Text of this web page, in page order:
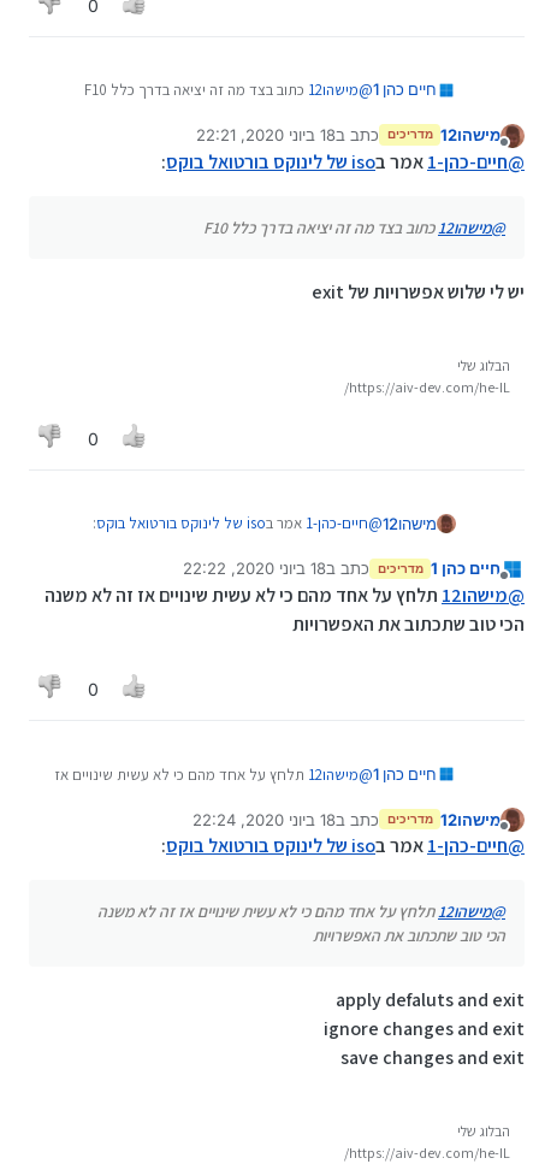
0
חיים כהן 1 @מישהו12
כתוב בצד מה זה יציאה בדרך כלל F10
מישהו12 מדריכים כתב ב18 ביוני 2020, 22:21
נערך לאחרונה על ידי
@חיים-כהן-1 אמר בiso של לינוקס בורטואל בוקס :
@מישהו12 כתוב בצד מה זה יציאה בדרך כלל F10
יש לי שלוש אפשרויות של exit
הבלוג שלי
https://aiv-dev.com/he-IL/
0
מישהו12 @חיים-כהן-1 אמר בiso של לינוקס בורטואל בוקס :
@מישהו12 כתוב בצד מה זה יציאה בדרך כלל F10 מנותק
חיים כהן 1 מדריכים כתב ב18 ביוני 2020, 22:22
נערך לאחרונה על ידי
@מישהו12
תלחץ על אחד מהם כי לא עשית שינויים אז זה לא משנה
הכי טוב שתכתוב את האפשרויות
0
חיים כהן 1 @מישהו12
תלחץ על אחד מהם כי לא עשית שינויים אז
הכי טוב שתכתוב את האפשרויות
מנותק
מישהו12 מדריכים כתב ב18 ביוני 2020, 22:24
נערך לאחרונה על ידי
@חיים-כהן-1 אמר בiso של לינוקס בורטואל בוקס :
@מישהו12
תלחץ על אחד מהם כי לא עשית שינויים אז זה לא משנה
הכי טוב שתכתוב את האפשרויות
apply defaluts and exit
ignore changes and exit
save changes and exit
הבלוג שלי
https://aiv-dev.com/he-IL/